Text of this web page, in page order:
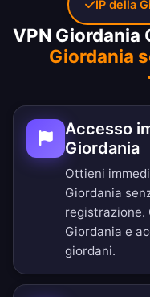
VPN Giordania
Giordania
Accesso
Giordania
Ottieni
Giordania
registrazione.
Giordania e
giordani.
IP della